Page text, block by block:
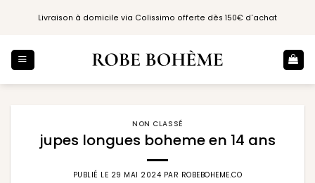
Livraison à domicile via Colissimo offerte dès 150€ d'achat
NON CLASSÉ
jupes longues boheme en 14 ans
PUBLIÉ LE 29 MAI 2024 PAR ROBEBOHEME.CO